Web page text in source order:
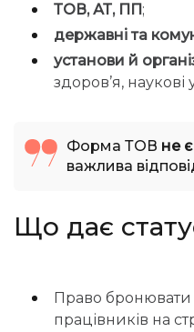
ТОВ, АТ, ПП;
державні та
установи й
здоров’я,
Форма ТОВ не
важлива
Що дає
Право бронювати
працівників на